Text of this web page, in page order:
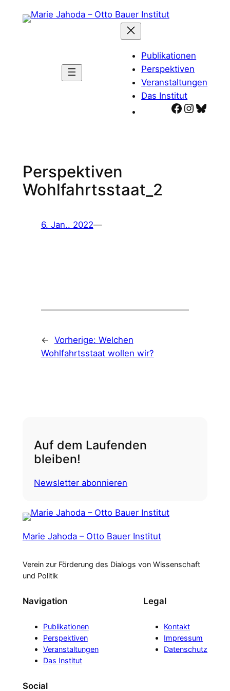
Inhalt
Publikationen
Perspektiven
Veranstaltungen
Das Institut
Facebook
Perspektiven
Wohlfahrtsstaat_2
6. Jan.. 2022—
← Vorherige: Welchen
Wohlfahrtsstaat wollen wir?
Auf dem Laufenden
bleiben!
Newsletter abonnieren
Marie Jahoda – Otto Bauer Institut
Verein zur Förderung des Dialogs von Wissenschaft
und Politik
Navigation
Publikationen
Perspektiven
Veranstaltungen
Das Institut
Legal
Kontakt
Impressum
Datenschutz
Social